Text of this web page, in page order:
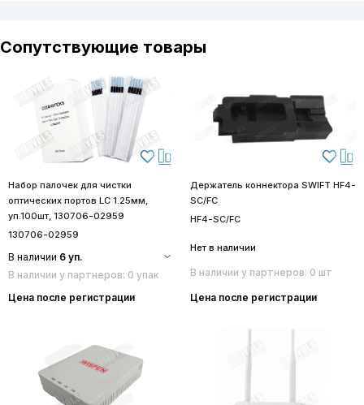
Сопутствующие товары
Набор палочек для чистки
оптических портов LC 1.25мм,
уп.100шт, 130706-02959
130706-02959
В наличии 6 уп.
В наличии у партнеров: 0 упак
Цена после регистрации
Держатель коннектора SWIFT HF4-
SC/FC
HF4-SC/FC
Нет в наличии
В наличии у партнеров: 0 шт
Цена после регистрации